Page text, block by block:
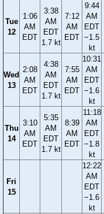
Tue
12
1:06
AM
EDT
3:38
AM
EDT
1.7 kt
7:12
AM
EDT
9:44
AM
EDT
−1.5
kt
Wed
13
2:08
AM
EDT
4:38
AM
EDT
1.7 kt
7:55
AM
EDT
10:31
AM
EDT
−1.6
kt
Thu
14
3:10
AM
EDT
5:35
AM
EDT
1.7 kt
8:39
AM
EDT
11:18
AM
EDT
−1.8
kt
Fri
15
12:22
AM
EDT
−1.6
kt